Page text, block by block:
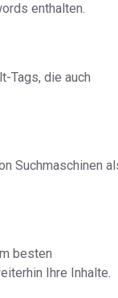
enthalten.
Tags, die auch
Suchmaschinen
besten
Ihre Inhalte.